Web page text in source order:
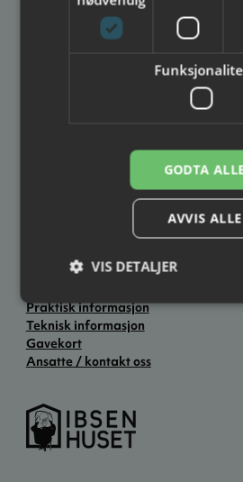
Hverdager: kl. 12.00–19.00
Praktisk informasjon
Teknisk informasjon
Gavekort
Ansatte / kontakt oss
GODTA
AVVIS ALLE
VIS DETALJER